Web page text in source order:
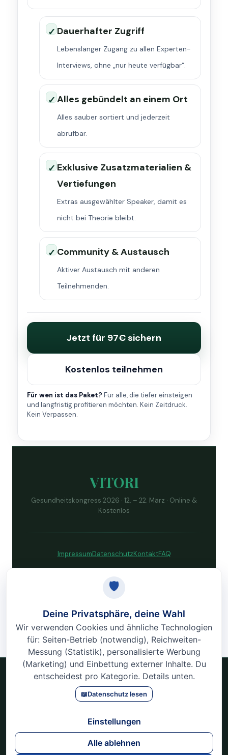
✓Dauerhafter Zugriff
Lebenslanger Zugang zu allen Experten-
Interviews, ohne „nur heute verfügbar“.
✓Alles gebündelt an einem Ort
Alles sauber sortiert und jederzeit
abrufbar.
✓Exklusive Zusatzmaterialien &
Vertiefungen
Extras ausgewählter Speaker, damit es
nicht bei Theorie bleibt.
✓Community & Austausch
Aktiver Austausch mit anderen
Teilnehmenden.
Jetzt für 97€ sichern
Kostenlos teilnehmen
Für wen ist das Paket? Für alle, die tiefer einsteigen
und langfristig profitieren möchten. Kein Zeitdruck.
Kein Verpassen.
VITORI
Gesundheitskongress 2026 · 12. – 22. März · Online &
Kostenlos
ImpressumDatenschutzKontaktFAQ
VITORI
ImpressumDatenschutzKontaktFAQ